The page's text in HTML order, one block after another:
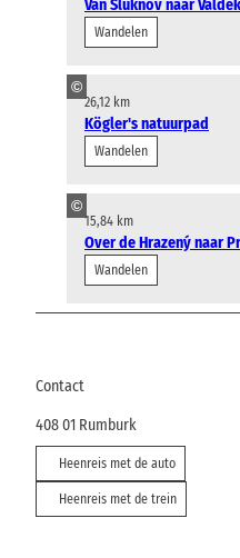
Van Sluknov naar Valdek
Wandelen
©
26,12 km
Kögler's natuurpad
Wandelen
©
15,84 km
Over de Hrazený naar
Wandelen
Contact
408 01 Rumburk
Heenreis met de auto
Heenreis met de trein